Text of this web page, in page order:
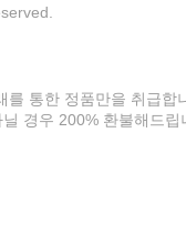
통한 정품만을 취급합
경우 200% 환불해드립